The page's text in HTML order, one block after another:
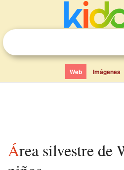
Web Imágenes
Área silvestre de Walpole para